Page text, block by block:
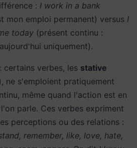
: I work in a bank
mon emploi permanent) versus I
today (présent continu :
uniquement).
certains verbes, les stative
ne s'emploient pratiquement
même quand l'action est en
parle. Ces verbes expriment
perceptions ou des relations :
remember, like, love, hate,